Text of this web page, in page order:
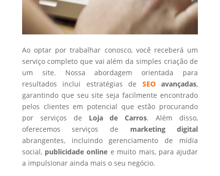
Ao optar por trabalhar conosco, você receberá um
serviço completo que vai além da simples criação de
um site. Nossa abordagem orientada para
resultados inclui estratégias de SEOavançadas,
garantindo que seu site seja facilmente encontrado
pelos clientes em potencial que estão procurando
por serviços de Loja de Carros. Além disso,
oferecemos serviços de marketing digital
abrangentes, incluindo gerenciamento de mídia
social, publicidade online e muito mais, para ajudar
a impulsionar ainda mais o seu negócio.